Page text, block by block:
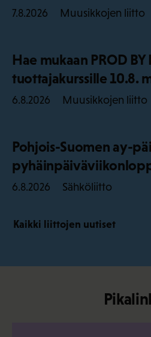
7.8.2026 Muusikkojen liitto
Hae mukaan PROD BY
tuottajakurssille 10.8.
6.8.2026 Muusikkojen liitto
Pohjois-Suomen ay-
6.8.2026 Sähköliitto
Kaikki liittojen uutiset